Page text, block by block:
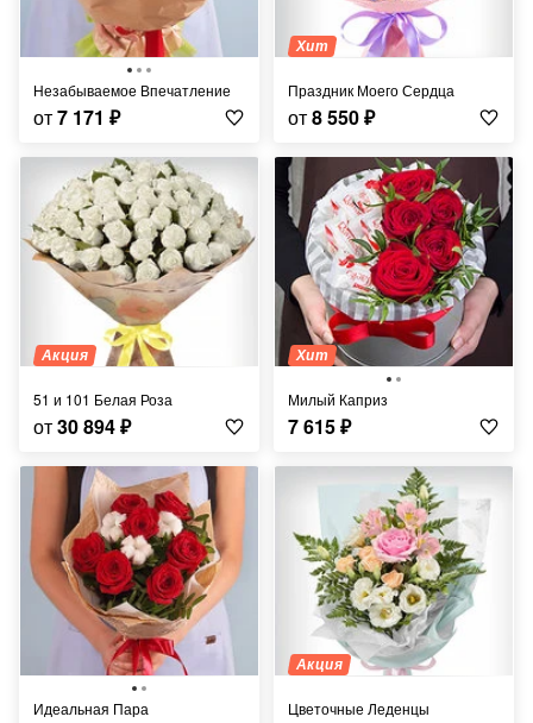
Незабываемое Впечатление
от7 171 ₽
Хит
Праздник Моего Сердца
от8 550₽
Акция
51 и 101 Белая Роза
от30 894₽
Хит
Милый Каприз
7 615₽
Идеальная Пара
Акция
Цветочные Леденцы